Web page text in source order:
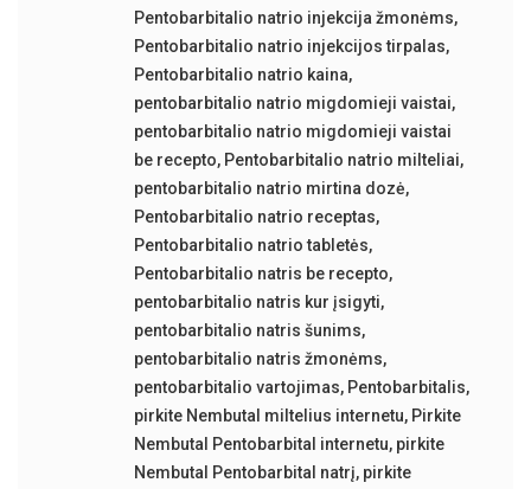
Pentobarbitalio natrio injekcija žmonėms,
Pentobarbitalio natrio injekcijos tirpalas,
Pentobarbitalio natrio kaina,
pentobarbitalio natrio migdomieji vaistai,
pentobarbitalio natrio migdomieji vaistai
be recepto, Pentobarbitalio natrio milteliai,
pentobarbitalio natrio mirtina dozė,
Pentobarbitalio natrio receptas,
Pentobarbitalio natrio tabletės,
Pentobarbitalio natris be recepto,
pentobarbitalio natris kur įsigyti,
pentobarbitalio natris šunims,
pentobarbitalio natris žmonėms,
pentobarbitalio vartojimas, Pentobarbitalis,
pirkite Nembutal miltelius internetu, Pirkite
Nembutal Pentobarbital internetu, pirkite
Nembutal Pentobarbital natrį, pirkite